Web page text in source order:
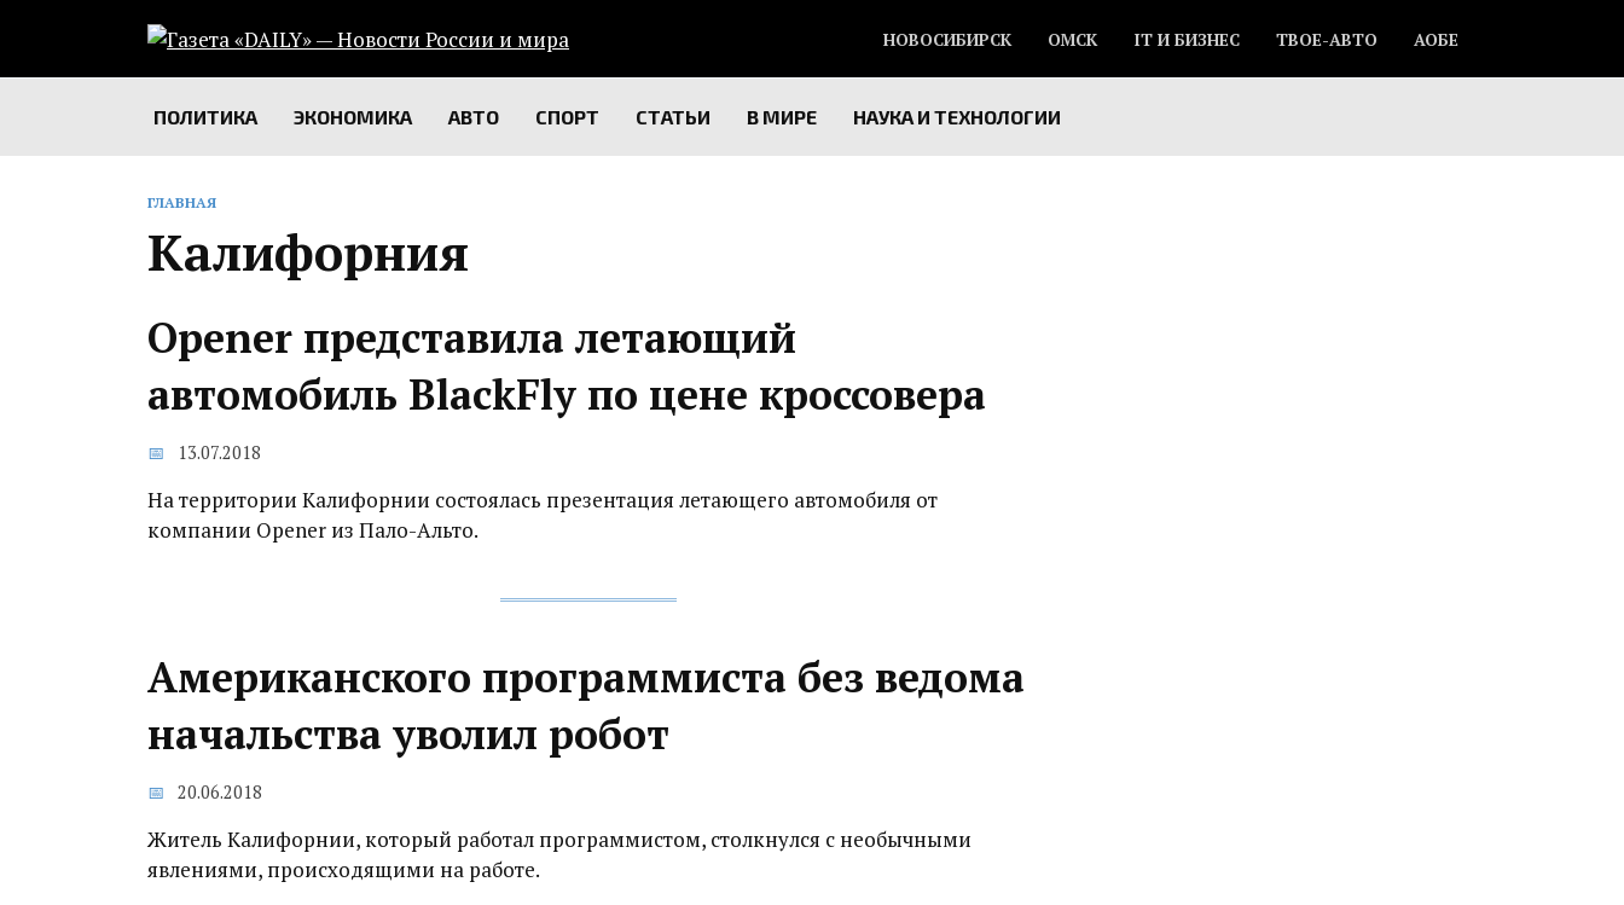
содержанию
НОВОСИБИРСК ОМСК IT И БИЗНЕС ТВОЕ-АВТО АОБЕ
ПОЛИТИКА ЭКОНОМИКА АВТО СПОРТ СТАТЬИ В МИРЕ НАУКА И ТЕХНОЛОГИИ
ГЛАВНАЯ
Калифорния
Opener представила летающий
автомобиль BlackFly по цене кроссовера
13.07.2018
На территории Калифорнии состоялась презентация летающего автомобиля от
компании Opener из Пало-Альто.
Американского программиста без ведома
начальства уволил робот
20.06.2018
Житель Калифорнии, который работал программистом, столкнулся с необычными
явлениями, происходящими на работе.